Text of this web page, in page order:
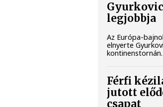
legjobbja
Az Európa-
elnyerte
kontinenstornán.
Férfi
jutott
csapat